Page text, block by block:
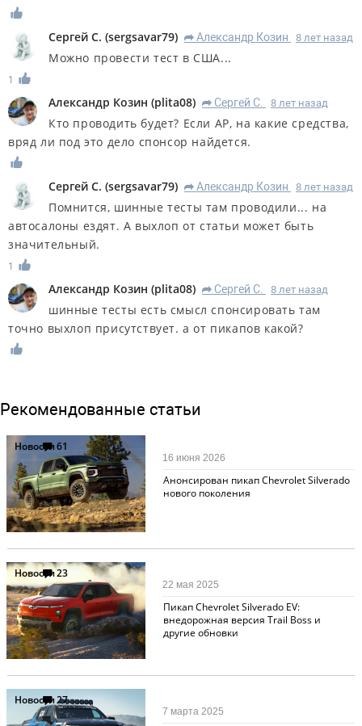
Сергей С. (sergsavar79) R Александр Козин 8 лет назад
Можно провести тест в США...
1
Александр Козин (plita08) R Сергей С. 8 лет назад
Кто проводить будет? Если АР, на какие средства,
вряд ли под это дело спонсор найдется.
Сергей С. (sergsavar79) R Александр Козин 8 лет назад
Помнится, шинные тесты там проводили... на
автосалоны ездят. А выхлоп от статьи может быть
значительный.
1
Александр Козин (plita08) R Сергей С. 8 лет назад
шинные тесты есть смысл спонсировать там
точно выхлоп присутствует. а от пикапов какой?
Рекомендованные статьи
Новости61
Анонсирован пикап Chevrolet Silverado
нового поколения
16 июня 2026
Новости23
Пикап Chevrolet Silverado EV:
внедорожная версия Trail Boss и
другие обновки
22 мая 2025
Новости27
7 марта 2025